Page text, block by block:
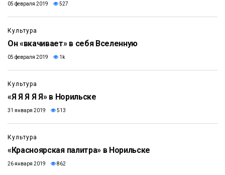
05 февраля 2019 527
Культура
Он «вкачивает» в себя Вселенную
05 февраля 2019 1k
Культура
«Я Я Я Я Я» в Норильске
31 января 2019 513
Культура
«Красноярская палитра» в Норильске
26 января 2019 862